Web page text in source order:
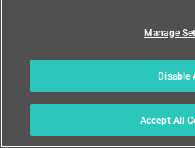
プライバシー
| フィードバック |
© 2021 Wind River
Manage
Disable
Accept All